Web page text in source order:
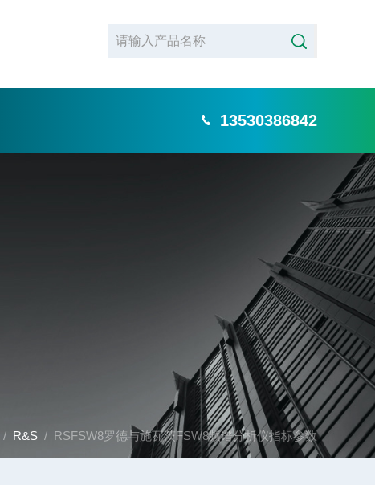
13530386842
/ R&S / RSFSW8罗德与施瓦茨FSW8频谱分析仪指标参数